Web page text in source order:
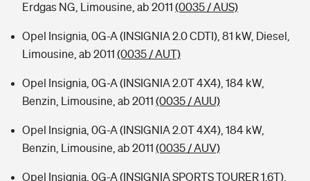
Erdgas NG, Limousine, ab 2011 (0035 / AUS)
Opel Insignia, 0G-A (INSIGNIA 2.0 CDTI), 81 kW, Diesel,
Limousine, ab 2011 (0035 / AUT)
Opel Insignia, 0G-A (INSIGNIA 2.0T 4X4), 184 kW,
Benzin, Limousine, ab 2011 (0035 / AUU)
Opel Insignia, 0G-A (INSIGNIA 2.0T 4X4), 184 kW,
Benzin, Limousine, ab 2011 (0035 / AUV)
Opel Insignia, 0G-A (INSIGNIA SPORTS TOURER 1.6T),